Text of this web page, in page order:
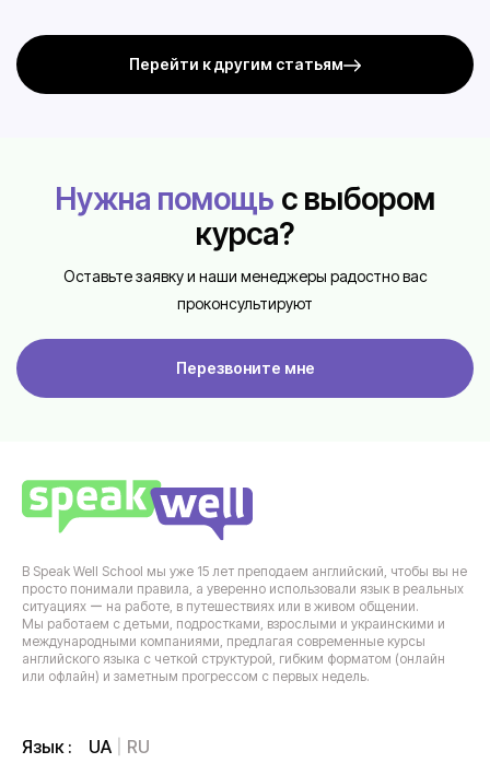
Перейти к другим статьям
Нужна помощь с выбором
курса?
Оставьте заявку и наши менеджеры радостно вас
проконсультируют
Перезвоните мне
В Speak Well School мы уже 15 лет преподаем английский, чтобы вы не
просто понимали правила, а уверенно использовали язык в реальных
ситуациях ー на работе, в путешествиях или в живом общении.
Мы работаем с детьми, подростками, взрослыми и украинскими и
международными компаниями, предлагая современные курсы
английского языка с четкой структурой, гибким форматом (онлайн
или офлайн) и заметным прогрессом с первых недель.
Язык : UA RU